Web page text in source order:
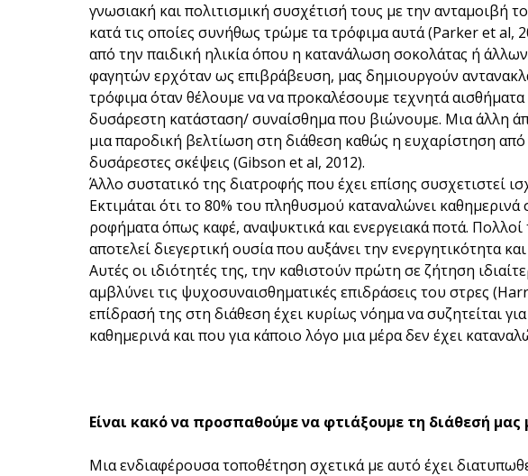
γνωσιακή και πολιτισμική συσχέτισή τους με την ανταμοιβή
κατά τις οποίες συνήθως τρώμε τα τρόφιμα αυτά (Parker et al,
από την παιδική ηλικία όπου η κατανάλωση σοκολάτας ή
φαγητών ερχόταν ως επιβράβευση, μας δημιουργούν
τρόφιμα όταν θέλουμε να να προκαλέσουμε τεχνητά αισθήματα
δυσάρεστη κατάσταση/ συναίσθημα που βιώνουμε. Μια άλλη
μια παροδική βελτίωση στη διάθεση καθώς η ευχαρίστηση από
δυσάρεστες σκέψεις (Gibson et al, 2012).
Άλλο συστατικό της διατροφής που έχει επίσης συσχετιστεί
Εκτιμάται ότι το 80% του πληθυσμού καταναλώνει
ροφήματα όπως καφέ, αναψυκτικά και ενεργειακά ποτά.
αποτελεί διεγερτική ουσία που αυξάνει την ενεργητικότητα
Αυτές οι ιδιότητές της, την καθιστούν πρώτη σε ζήτηση
αμβλύνει τις ψυχοσυναισθηματικές επιδράσεις του στρες
επίδρασή της στη διάθεση έχει κυρίως νόημα να συζητείται
καθημερινά και που για κάποιο λόγο μια μέρα δεν έχει
Είναι κακό να προσπαθούμε να φτιάξουμε τη διάθεσή
Μια ενδιαφέρουσα τοποθέτηση σχετικά με αυτό έχει